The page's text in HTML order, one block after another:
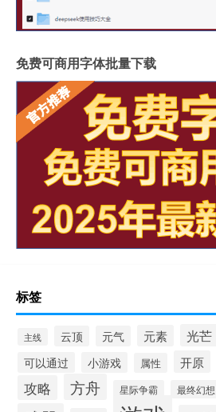
免费可商用字体批量下载
标签
主线 云顶 元气 元素 光芒
可以通过 小游戏 属性 开原
攻略 方舟 星际争霸 最终幻想